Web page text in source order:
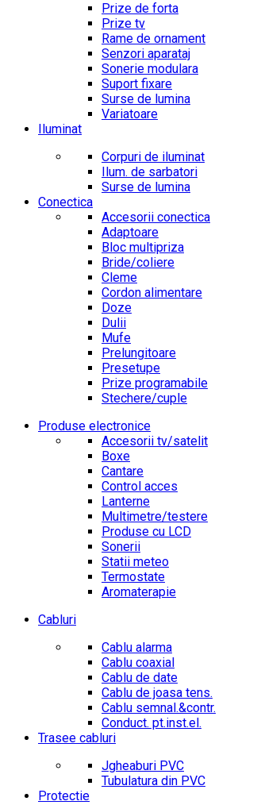
Prize de forta
Prize tv
Rame de ornament
Senzori aparataj
Sonerie modulara
Suport fixare
Surse de lumina
Variatoare
Iluminat
Corpuri de iluminat
Ilum. de sarbatori
Surse de lumina
Conectica
Accesorii conectica
Adaptoare
Bloc multipriza
Bride/coliere
Cleme
Cordon alimentare
Doze
Dulii
Mufe
Prelungitoare
Presetupe
Prize programabile
Stechere/cuple
Produse electronice
Accesorii tv/satelit
Boxe
Cantare
Control acces
Lanterne
Multimetre/testere
Produse cu LCD
Sonerii
Statii meteo
Termostate
Aromaterapie
Cabluri
Cablu alarma
Cablu coaxial
Cablu de date
Cablu de joasa tens.
Cablu semnal.&contr.
Conduct. pt.inst.el.
Trasee cabluri
Jgheaburi PVC
Tubulatura din PVC
Protectie